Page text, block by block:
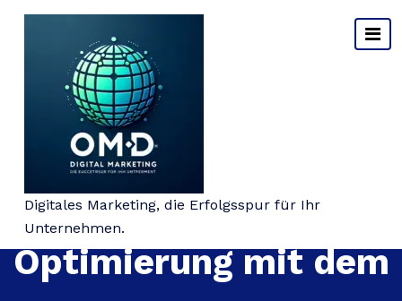
Digitales Marketing, die Erfolgsspur für Ihr
Unternehmen.
Effektive
Optimierung mit dem